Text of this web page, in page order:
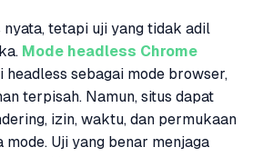
nyata, tetapi uji yang tidak adil
Mode headless Chrome
sebagai mode browser,
terpisah. Namun, situs dapat
izin, waktu, dan permukaan
Uji yang benar menjaga